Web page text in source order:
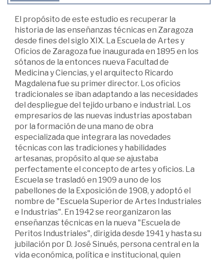
El propósito de este estudio es recuperar la
historia de las enseñanzas técnicas en Zaragoza
desde fines del siglo XIX. La Escuela de Artes y
Oficios de Zaragoza fue inaugurada en 1895 en los
sótanos de la entonces nueva Facultad de
Medicina y Ciencias, y el arquitecto Ricardo
Magdalena fue su primer director. Los oficios
tradicionales se iban adaptando a las necesidades
del despliegue del tejido urbano e industrial. Los
empresarios de las nuevas industrias apostaban
por la formación de una mano de obra
especializada que integrara las novedades
técnicas con las tradiciones y habilidades
artesanas, propósito al que se ajustaba
perfectamente el concepto de artes y oficios. La
Escuela se trasladó en 1909 a uno de los
pabellones de la Exposición de 1908, y adoptó el
nombre de "Escuela Superior de Artes Industriales
e Industrias". En 1942 se reorganizaron las
enseñanzas técnicas en la nueva "Escuela de
Peritos Industriales", dirigida desde 1941 y hasta su
jubilación por D. José Sinués, persona central en la
vida económica, política e institucional, quien